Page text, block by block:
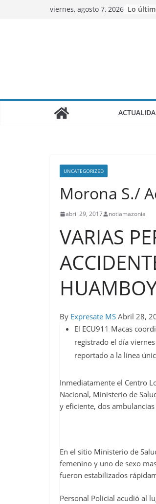
viernes, agosto 7, 2026 Lo
UNCATEGORIZED
Morona S./
abril 29, 2017 notiamazonia
VARIAS
By Expresate MS Abril 28,
El ECU911 Macas
registrado el día
reportado a la línea
Inmediatamente el Centro
Nacional, Ministerio de
y eficiente, dos
En el sitio Ministerio de
femenino y uno de sexo
fueron estabilizados
Personal Policial acudió al